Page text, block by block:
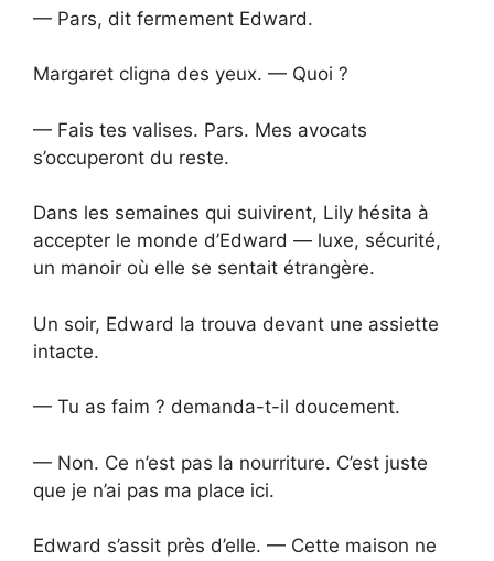
— Pars, dit fermement Edward.
Margaret cligna des yeux. — Quoi ?
— Fais tes valises. Pars. Mes avocats
s’occuperont du reste.
Dans les semaines qui suivirent, Lily hésita à
accepter le monde d’Edward — luxe, sécurité,
un manoir où elle se sentait étrangère.
Un soir, Edward la trouva devant une assiette
intacte.
— Tu as faim ? demanda-t-il doucement.
— Non. Ce n’est pas la nourriture. C’est juste
que je n’ai pas ma place ici.
Edward s’assit près d’elle. — Cette maison ne